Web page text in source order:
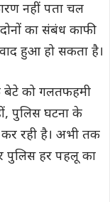
नहीं पता चल
का संबंध काफी
हुआ हो सकता है।
बेटे को गलतफहमी
पुलिस घटना के
रही है। अभी तक
पुलिस हर पहलू का